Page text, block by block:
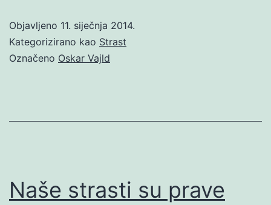
Objavljeno 11. siječnja 2014.
Kategorizirano kao Strast
Označeno Oskar Vajld
Naše strasti su prave